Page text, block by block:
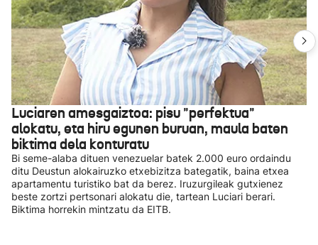
Luciaren amesgaiztoa: pisu "perfektua"
alokatu, eta hiru egunen buruan, maula baten
biktima dela konturatu
Bi seme-alaba dituen venezuelar batek 2.000 euro ordaindu
ditu Deustun alokairuzko etxebizitza bategatik, baina etxea
apartamentu turistiko bat da berez. Iruzurgileak gutxienez
beste zortzi pertsonari alokatu die, tartean Luciari berari.
Biktima horrekin mintzatu da EITB.